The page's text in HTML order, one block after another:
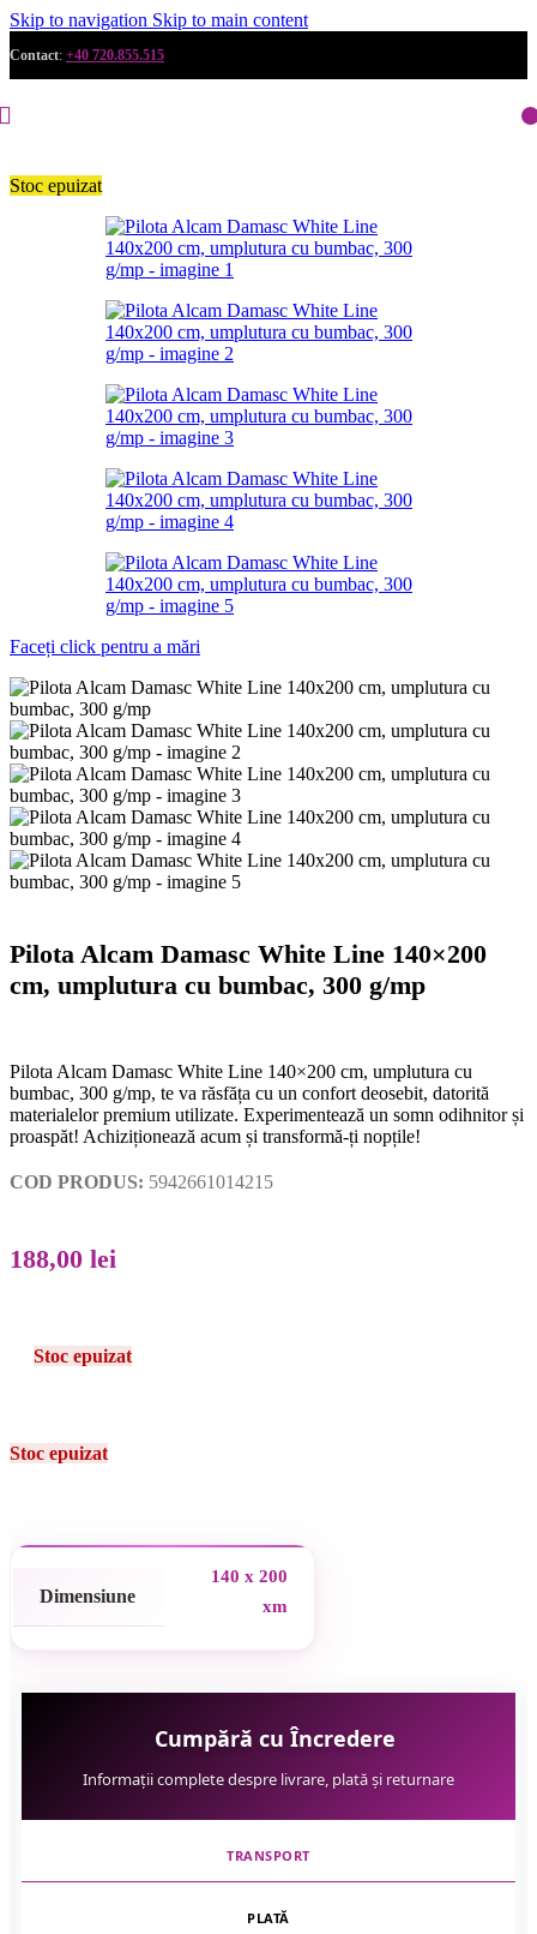
Skip to navigation Skip to main content
Contact: +40 720.855.515
Stoc epuizat
Faceți click pentru a mări
Pilota Alcam Damasc White Line 140×200
cm, umplutura cu bumbac, 300 g/mp
Pilota Alcam Damasc White Line 140×200 cm, umplutura cu
bumbac, 300 g/mp, te va răsfăța cu un confort deosebit, datorită
materialelor premium utilizate. Experimentează un somn odihnitor și
proaspăt! Achiziționează acum și transformă-ți nopțile!
COD PRODUS: 5942661014215
188,00 lei
Stoc epuizat
Stoc epuizat
Dimensiune
140 x 200
xm
Cumpără cu Încredere
Informații complete despre livrare, plată și returnare
TRANSPORT
PLATĂ